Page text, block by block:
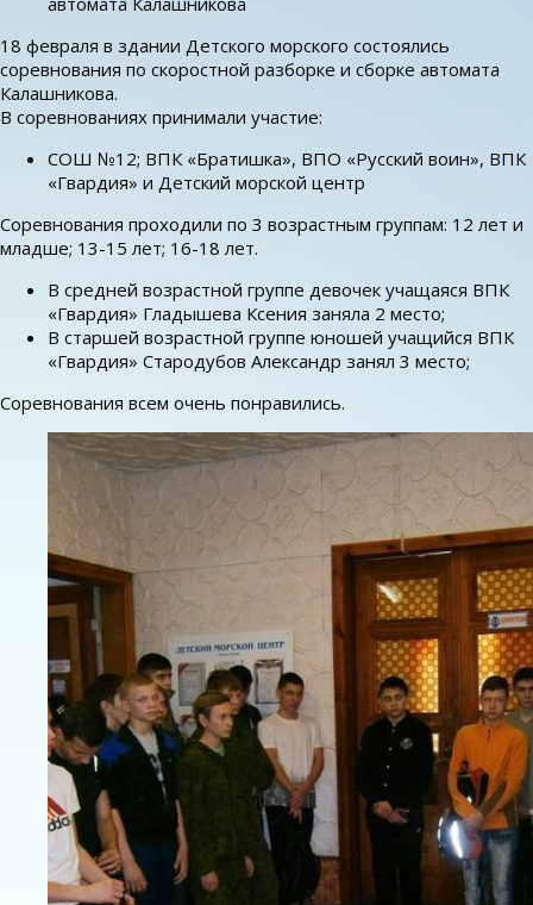
18 февраля в здании Детского морского состоялись
соревнования по скоростной разборке и сборке автомата
Калашникова.
В соревнованиях принимали участие:
СОШ №12; ВПК «Братишка», ВПО «Русский воин», ВПК
«Гвардия» и Детский морской центр
Соревнования проходили по 3 возрастным группам: 12 лет и
младше; 13-15 лет; 16-18 лет.
В средней возрастной группе девочек учащаяся ВПК
«Гвардия» Гладышева Ксения заняла 2 место;
В старшей возрастной группе юношей учащийся ВПК
«Гвардия» Стародубов Александр занял 3 место;
Соревнования всем очень понравились.